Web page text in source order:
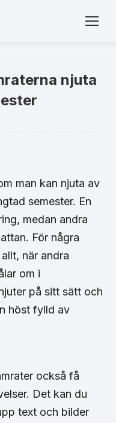
njuta
man kan njuta av
semester. En
medan andra
För några
när andra
om i
på sitt sätt och
höst fylld av
också få
Det kan du
text och bilder